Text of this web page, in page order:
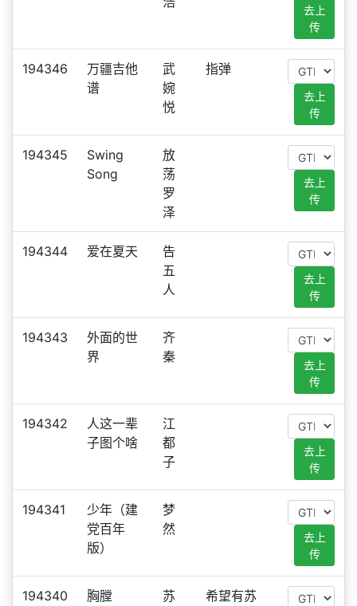
去上
传
194346
万疆吉他
谱
武
婉
悦
指弹
去上
传
194345
Swing
Song
放
荡
罗
泽
去上
传
194344 爱在夏天
告
五
人
去上
传
194343
外面的世
界
齐
秦
去上
传
194342
人这一辈
子图个啥
江
都
子
去上
传
194341
少年（建
党百年
版）
梦
然
去上
传
194340 胸膛
苏
希望有苏